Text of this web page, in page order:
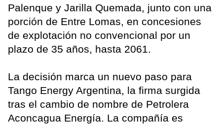
Palenque y Jarilla Quemada, junto con una
porción de Entre Lomas, en concesiones
de explotación no convencional por un
plazo de 35 años, hasta 2061.
La decisión marca un nuevo paso para
Tango Energy Argentina, la firma surgida
tras el cambio de nombre de Petrolera
Aconcagua Energía. La compañía es